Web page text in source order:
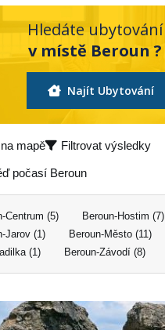
Hledáte ubytování
v místě Beroun ?
Najít Ubytování
mapě Filtrovat výsledky
počasí Beroun
Centrum (5)
Beroun-Hostim (7)
Jarov (1)
Beroun-Město (11)
(1)
Beroun-Závodí (8)